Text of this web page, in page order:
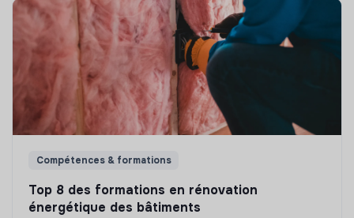
Compétences & formations
Top 8 des formations en rénovation
énergétique des bâtiments